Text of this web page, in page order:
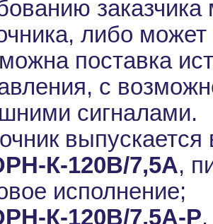
либо
поставка
с
сигналами.
К-120В/7,5А,
исполнение;
К-120В/7,5А-Р